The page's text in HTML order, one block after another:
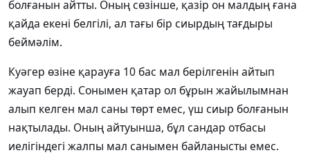
болғанын айтты. Оның сөзінше, қазір он малдың ғана
қайда екені белгілі, ал тағы бір сиырдың тағдыры
беймәлім.
Куәгер өзіне қарауға 10 бас мал берілгенін айтып
жауап берді. Сонымен қатар ол бұрын жайылымнан
алып келген мал саны төрт емес, үш сиыр болғанын
нақтылады. Оның айтуынша, бұл сандар отбасы
иелігіндегі жалпы мал санымен байланысты емес.